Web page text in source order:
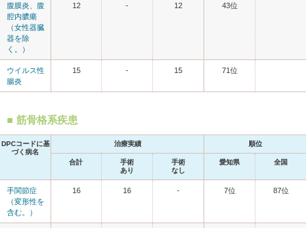
腹膜炎、腹
腔内膿瘍
（女性器臓
器を除
く。）
12 - 12 43位
ウイルス性
腸炎
15 - 15 71位
筋骨格系疾患
DPCコードに基
づく病名
治療実績 順位
合計
手術
あり
手術
なし
愛知県 全国
手関節症
（変形性を
含む。）
16 16 - 7位 87位